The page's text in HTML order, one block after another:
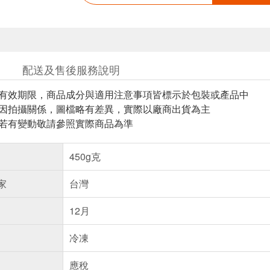
配送及售後服務說明
效期限，商品成分與適用注意事項皆標示於包裝或產品中
拍攝關係，圖檔略有差異，實際以廠商出貨為主
有變動敬請參照實際商品為準
450g克
台灣
12月
冷凍
應稅